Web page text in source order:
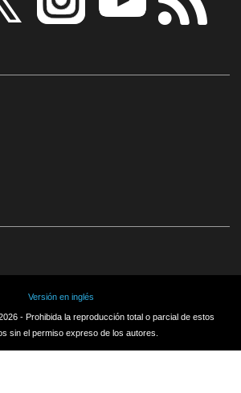
Versión en inglés
- Prohibida la reproducción total o parcial de estos
sin el permiso expreso de los autores.